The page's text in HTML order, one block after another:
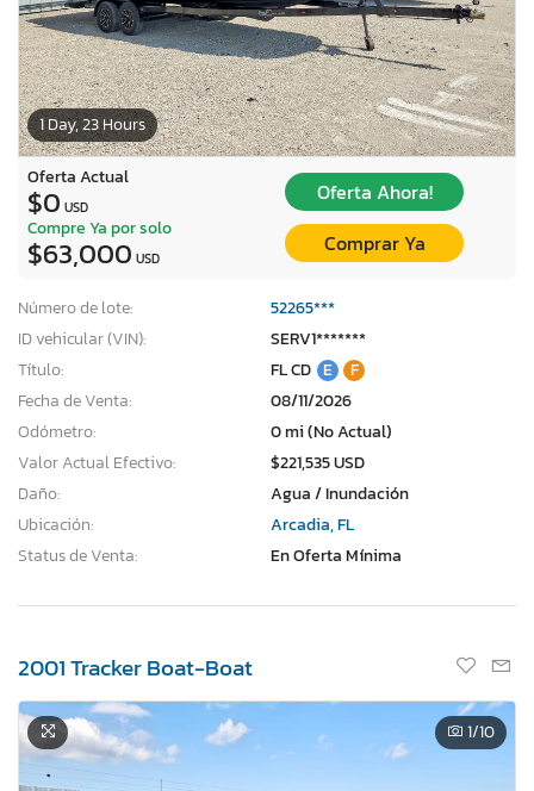
1 Day, 23 Hours
Oferta Actual
$0 USD
Oferta Ahora!
Compre Ya por solo
$63,000 USD
Comprar Ya
Número de lote:
52265***
ID vehicular (VIN):
SERV1*******
Título:
FL CD E
F
Fecha de Venta:
08/11/2026
Odómetro:
0 mi (No Actual)
Valor Actual Efectivo:
$221,535 USD
Daño:
Agua / Inundación
Ubicación:
Arcadia, FL
Status de Venta:
En Oferta Mínima
2001 Tracker Boat-Boat
1/10